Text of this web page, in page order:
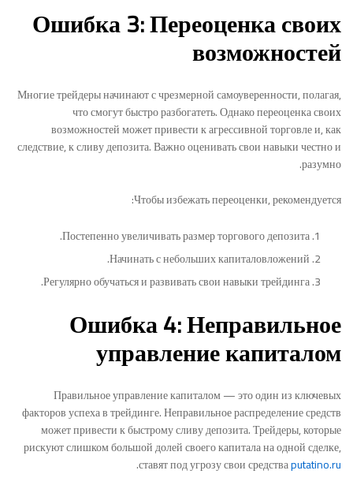
Ошибка 3: Переоценка своих
возможностей
Многие трейдеры начинают с чрезмерной самоуверенности, полагая,
что смогут быстро разбогатеть. Однако переоценка своих
возможностей может привести к агрессивной торговле и, как
следствие, к сливу депозита. Важно оценивать свои навыки честно и
разумно.
Чтобы избежать переоценки, рекомендуется:
Постепенно увеличивать размер торгового депозита.
Начинать с небольших капиталовложений.
Регулярно обучаться и развивать свои навыки трейдинга.
Ошибка 4: Неправильное
управление капиталом
Правильное управление капиталом — это один из ключевых
факторов успеха в трейдинге. Неправильное распределение средств
может привести к быстрому сливу депозита. Трейдеры, которые
рискуют слишком большой долей своего капитала на одной сделке,
ставят под угрозу свои средстваputatino.ru
.